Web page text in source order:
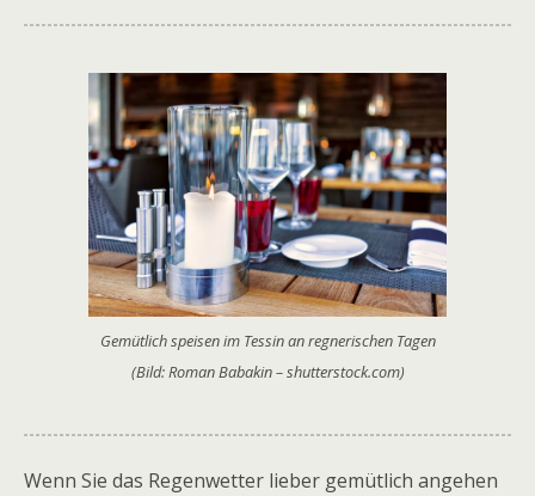
Gemütlich speisen im Tessin an regnerischen Tagen
(Bild: Roman Babakin – shutterstock.com)
Wenn Sie das Regenwetter lieber gemütlich angehen